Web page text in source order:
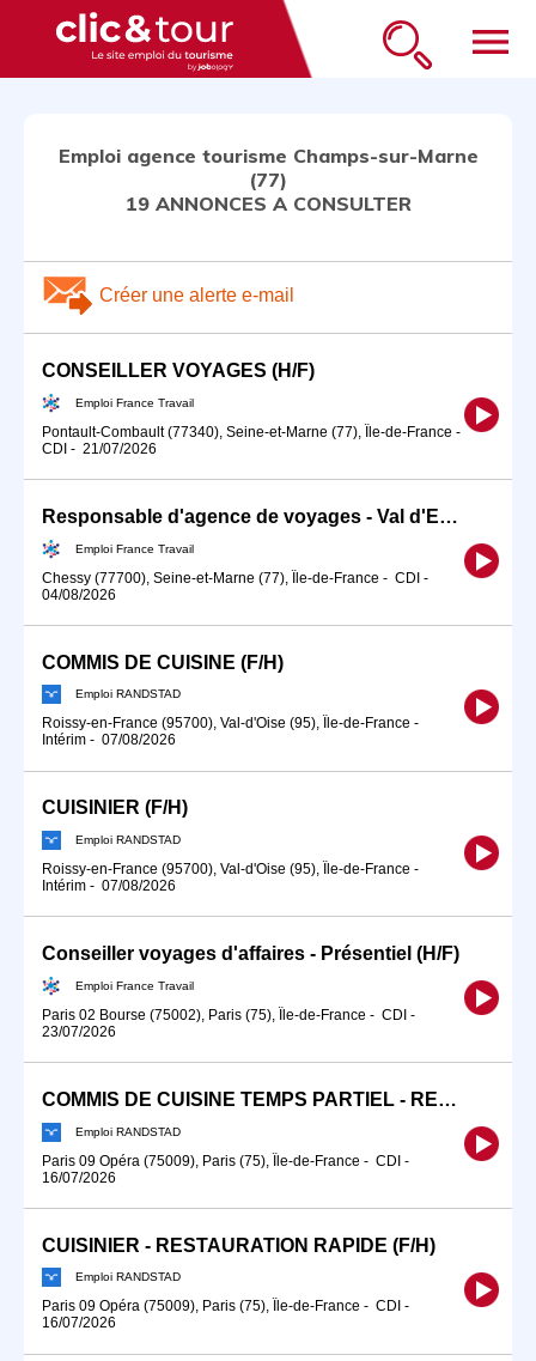
menu
Emploi agence tourisme Champs-sur-Marne
(77)
19 ANNONCES A CONSULTER
Créer une alerte e-mail
CONSEILLER VOYAGES (H/F)
Emploi France Travail
Pontault-Combault (77340), Seine-et-Marne (77), Île-de-France -
CDI - 21/07/2026
Responsable d'agence de voyages - Val d'Europe (H/F)
Emploi France Travail
Chessy (77700), Seine-et-Marne (77), Île-de-France - CDI -
04/08/2026
COMMIS DE CUISINE (F/H)
Emploi RANDSTAD
Roissy-en-France (95700), Val-d'Oise (95), Île-de-France -
Intérim - 07/08/2026
CUISINIER (F/H)
Emploi RANDSTAD
Roissy-en-France (95700), Val-d'Oise (95), Île-de-France -
Intérim - 07/08/2026
Conseiller voyages d'affaires - Présentiel (H/F)
Emploi France Travail
Paris 02 Bourse (75002), Paris (75), Île-de-France - CDI -
23/07/2026
COMMIS DE CUISINE TEMPS PARTIEL - RESTAURATION RAPIDE (F/H)
Emploi RANDSTAD
Paris 09 Opéra (75009), Paris (75), Île-de-France - CDI -
16/07/2026
CUISINIER - RESTAURATION RAPIDE (F/H)
Emploi RANDSTAD
Paris 09 Opéra (75009), Paris (75), Île-de-France - CDI -
16/07/2026